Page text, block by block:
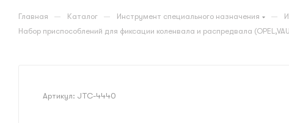
Главная — Каталог — Инструмент специального назначения —
Набор приспособлений для фиксации коленвала и распредвала
Артикул: JTC-4440